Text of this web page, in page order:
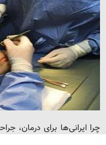
چرا ایرانی‌ها برای درمان،